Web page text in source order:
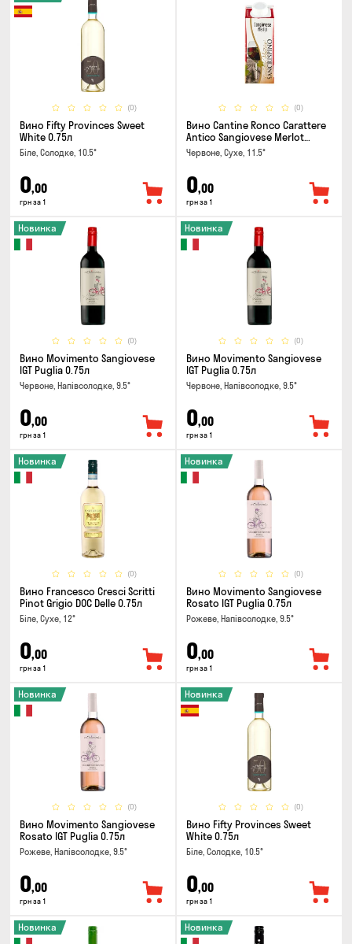
(0)
Вино Fifty Provinces Sweet
White 0.75л
Біле, Солодке, 10.5°
0,00
грн за 1
(0)
Вино Cantine Ronco Carattere
Antico Sangiovese Merlot
Rubicone IGT 0.25л
Червоне, Сухе, 11.5°
0,00
грн за 1
(0)
Новинка
Вино Movimento Sangiovese
IGT Puglia 0.75л
Червоне, Напівсолодке, 9.5°
0,00
грн за 1
(0)
Новинка
Вино Movimento Sangiovese
IGT Puglia 0.75л
Червоне, Напівсолодке, 9.5°
0,00
грн за 1
(0)
Новинка
Вино Francesco Cresci Scritti
Pinot Grigio DOC Delle 0.75л
Біле, Сухе, 12°
0,00
грн за 1
(0)
Новинка
Вино Movimento Sangiovese
Rosato IGT Puglia 0.75л
Рожеве, Напівсолодке, 9.5°
0,00
грн за 1
(0)
Новинка
Вино Movimento Sangiovese
Rosato IGT Puglia 0.75л
Рожеве, Напівсолодке, 9.5°
0,00
грн за 1
(0)
Новинка
Вино Fifty Provinces Sweet
White 0.75л
Біле, Солодке, 10.5°
0,00
грн за 1
Новинка Новинка